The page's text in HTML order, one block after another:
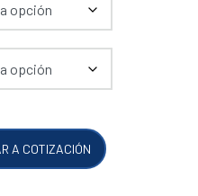
cantidad
A COTIZACIÓN